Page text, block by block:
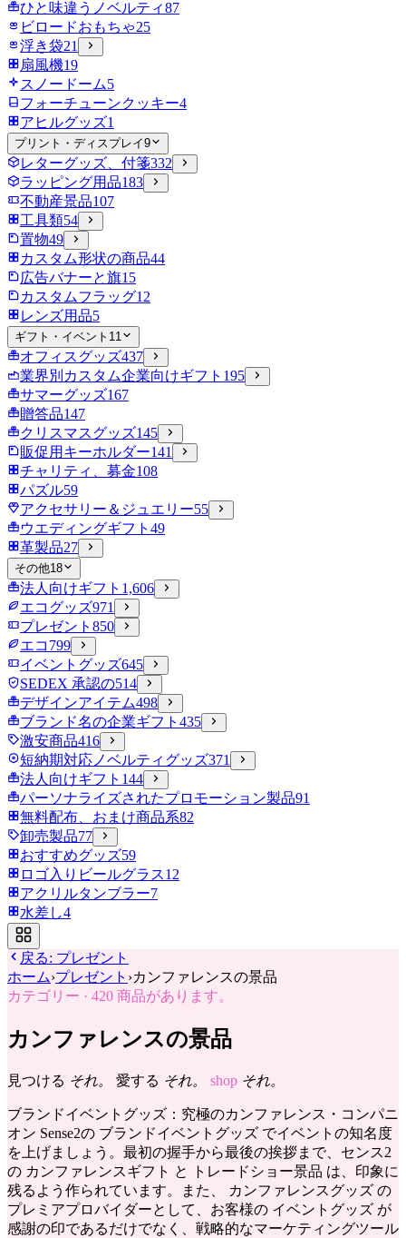
ひと味違うノベルティ87
ビロードおもちゃ25
浮き袋21
扇風機19
スノードーム5
フォーチューンクッキー4
アヒルグッズ1
プリント・ディスプレイ9
レターグッズ、付箋332
ラッピング用品183
不動産景品107
工具類54
置物49
カスタム形状の商品44
広告バナーと旗15
カスタムフラッグ12
レンズ用品5
ギフト・イベント 11
オフィスグッズ437
業界別カスタム企業向けギフト 195
サマーグッズ167
贈答品147
クリスマスグッズ145
販促用キーホルダー141
チャリティ、募金108
パズル59
アクセサリー＆ジュエリー55
ウエディングギフト 49
革製品27
その他18
法人向けギフト 1,606
エコグッズ971
プレゼント 850
エコ 799
イベントグッズ645
SEDEX 承認の514
デザインアイテム498
ブランド名の企業ギフト 435
激安商品416
短納期対応ノベルティグッズ371
法人向けギフト 144
パーソナライズされたプロモーション製品91
無料配布、おまけ商品系82
卸売製品77
おすすめグッズ59
ロゴ入りビールグラス12
アクリルタンブラー7
水差し4
戻る: プレゼント
ホーム›プレゼント ›カンファレンスの景品
カテゴリー · 420 商品があります。
カンファレンスの景品
見つける それ。 愛する それ。 shop それ。
ブランドイベントグッズ：究極のカンファレンス・コンパニ
オン Sense2の ブランドイベントグッズ でイベントの知名度
を上げましょう。最初の握手から最後の挨拶まで、センス2
の カンファレンスギフト と トレードショー景品 は、印象に
残るよう作られています。また、 カンファレンスグッズ の
プレミアプロバイダーとして、お客様の イベントグッズ が
感謝の印であるだけでなく、戦略的なマーケティングツール